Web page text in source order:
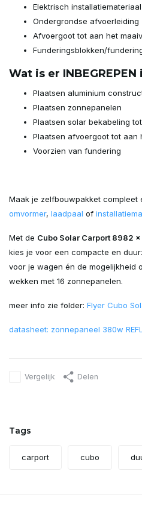
Elektrisch installatiemateriaal
Ondergrondse afvoerleiding
Afvoergoot tot aan het
Funderingsblokken/
Wat is er
Plaatsen aluminium
Plaatsen zonnepanelen
Plaatsen solar bekabeling
Plaatsen afvoergoot tot aan
Voorzien van fundering
Maak je zelfbouwpakket compleet
omvormer, laadpaal of
Met de Cubo Solar Carport 8982
kies je voor een compacte en
voor je wagen én de mogelijkheid
wekken met 16 zonnepanelen.
meer info zie folder: Flyer Cubo
datasheet: zonnepaneel 380w
Vergelijk Delen
Tags
carport cubo